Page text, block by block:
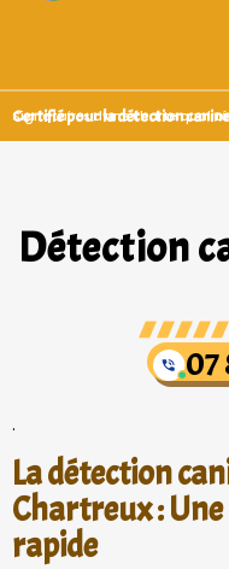
Certifié pour la détection
Signataires d’une charte qualité
Détection
07
.
La détection
Chartreux :
rapide